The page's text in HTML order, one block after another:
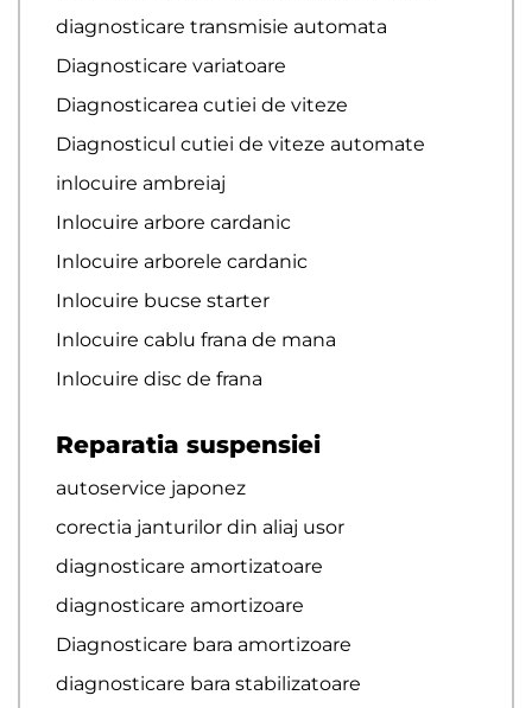
diagnosticare transmisie automata
Diagnosticare variatoare
Diagnosticarea cutiei de viteze
Diagnosticul cutiei de viteze automate
inlocuire ambreiaj
Inlocuire arbore cardanic
Inlocuire arborele cardanic
Inlocuire bucse starter
Inlocuire cablu frana de mana
Inlocuire disc de frana
Reparatia suspensiei
autoservice japonez
corectia janturilor din aliaj usor
diagnosticare amortizatoare
diagnosticare amortizoare
Diagnosticare bara amortizoare
diagnosticare bara stabilizatoare